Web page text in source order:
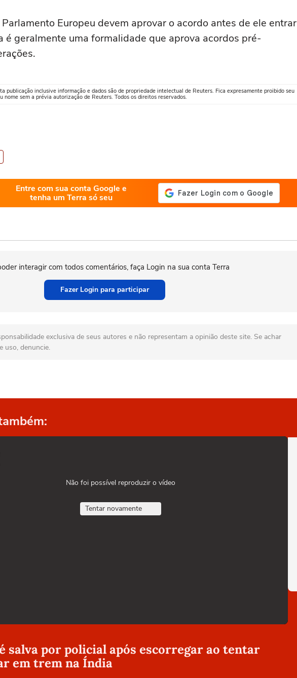
Europeu devem aprovar o acordo antes de ele entrar
é geralmente uma formalidade que aprova acordos pré-
publicação inclusive informação e dados são de propriedade intelectual de Reuters. Fica expresamente proibido seu
nome sem a prévia autorização de Reuters. Todos os direitos reservados.
Entre com sua conta Google e
tenha um Terra só seu
interagir com todos comentários, faça Login na sua conta Terra
Fazer Login para participar
exclusiva de seus autores e não representam a opinião deste site. Se achar
uso, denuncie.
Não foi possível reproduzir o vídeo
Tentar novamente
salva por policial após escorregar ao tentar
em trem na Índia